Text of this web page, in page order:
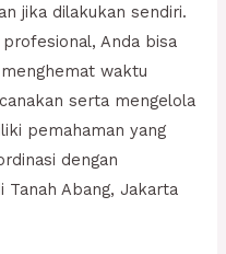
jika dilakukan sendiri.
Anda bisa
waktu
serta mengelola
pemahaman yang
dengan
Abang, Jakarta